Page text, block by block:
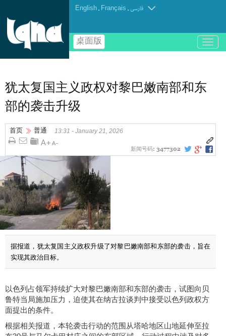
English . Français .فارسی
桌面版
باز
و
犹太复国主义政权对黎巴嫩南部和东
部的袭击升级
首页 普通 13:31 - January 21, 2026
新闻号码: 3477302
据报道，犹太复国主义政权升级了对黎巴嫩南部和东部的袭击，旨在
实现其政治目标。
以色列占领军持续扩大对黎巴嫩南部和东部的袭击，试图向贝
鲁特当局施加压力，迫使其在纳古拉谈判中接受以色列政权方
面提出的条件。
根据相关报道，本轮袭击行动的范围从塔哈地区山地延伸至拉